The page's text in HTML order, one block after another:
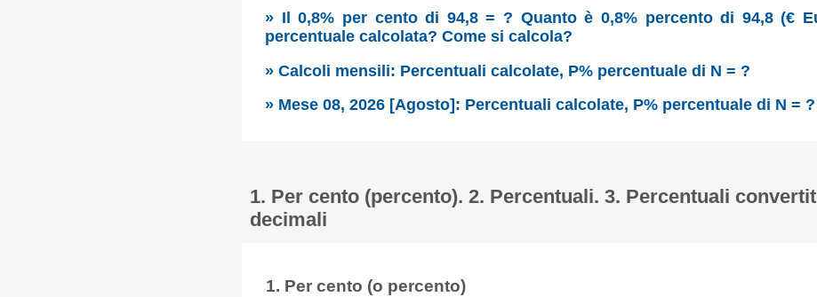
» Il 0,8% per cento di 94,8 = ? Quanto è 0,8% percento di 94,8 (€
percentuale calcolata? Come si calcola?
» Calcoli mensili: Percentuali calcolate, P% percentuale di N = ?
» Mese 08, 2026 [Agosto]: Percentuali calcolate, P% percentuale di N = ?
1. Per cento (percento). 2. Percentuali. 3. Percentuali
decimali
1. Per cento (o percento)